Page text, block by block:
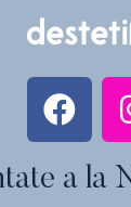
a la